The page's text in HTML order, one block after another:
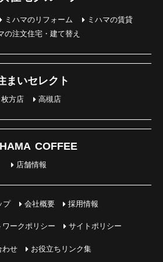
ミハマのリフォーム
ミハマの賃貸
の注文住宅・建て替え
まいセレクト
枚方店 高槻店
COFFEE
店舗情報
プ 会社概要 採用情報
ワークポリシー サイトポリシー
わせ お役立ちリンク集